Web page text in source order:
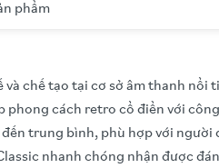
phẩm
và chế tạo tại cơ sở âm thanh
phong cách retro cổ điển với
trung bình, phù hợp với người
nhanh chóng nhận được